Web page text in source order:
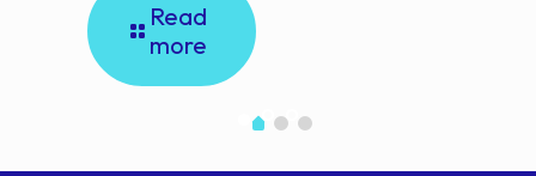
Read
more